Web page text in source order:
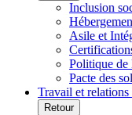
Inclusion
Asile et
Politique
Pacte des
Travail et relations
Retour